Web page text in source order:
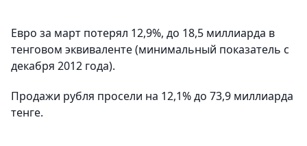
Евро за март потерял 12,9%, до 18,5 миллиарда в
тенговом эквиваленте (минимальный показатель с
декабря 2012 года).
Продажи рубля просели на 12,1% до 73,9 миллиарда
тенге.